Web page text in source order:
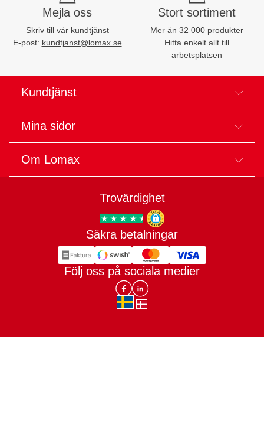
Mejla oss
Skriv till vår kundtjänst
E-post: kundtjanst@lomax.se
Stort sortiment
Mer än 32 000 produkter
Hitta enkelt allt till
arbetsplatsen
Kundtjänst
Mina sidor
Om Lomax
Trovärdighet
Trygg E-handel
Säkra betalningar
Följ oss på sociala medier
Lomax DK Facebook
Lomax SE LinkIn
sv-SEda-DK